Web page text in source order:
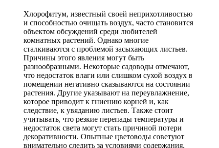
Хлорофитум, известный своей неприхотливостью
и способностью очищать воздух, часто становится
объектом обсуждений среди любителей
комнатных растений. Однако многие
сталкиваются с проблемой засыхающих листьев.
Причины этого явления могут быть
разнообразными. Некоторые садоводы отмечают,
что недостаток влаги или слишком сухой воздух в
помещении негативно сказываются на состоянии
растения. Другие указывают на переувлажнение,
которое приводит к гниению корней и, как
следствие, к увяданию листьев. Также стоит
учитывать, что резкие перепады температуры и
недостаток света могут стать причиной потери
декоративности. Опытные цветоводы советуют
внимательно следить за условиями содержания,